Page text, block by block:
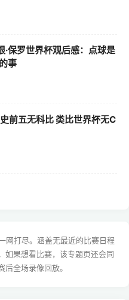
·保罗世界杯观后感：点球是
事
前五无科比 类比世界杯无C
网打尽。涵盖无最近的比赛日程
如果想看比赛，该专题页还会同
全场录像回放。